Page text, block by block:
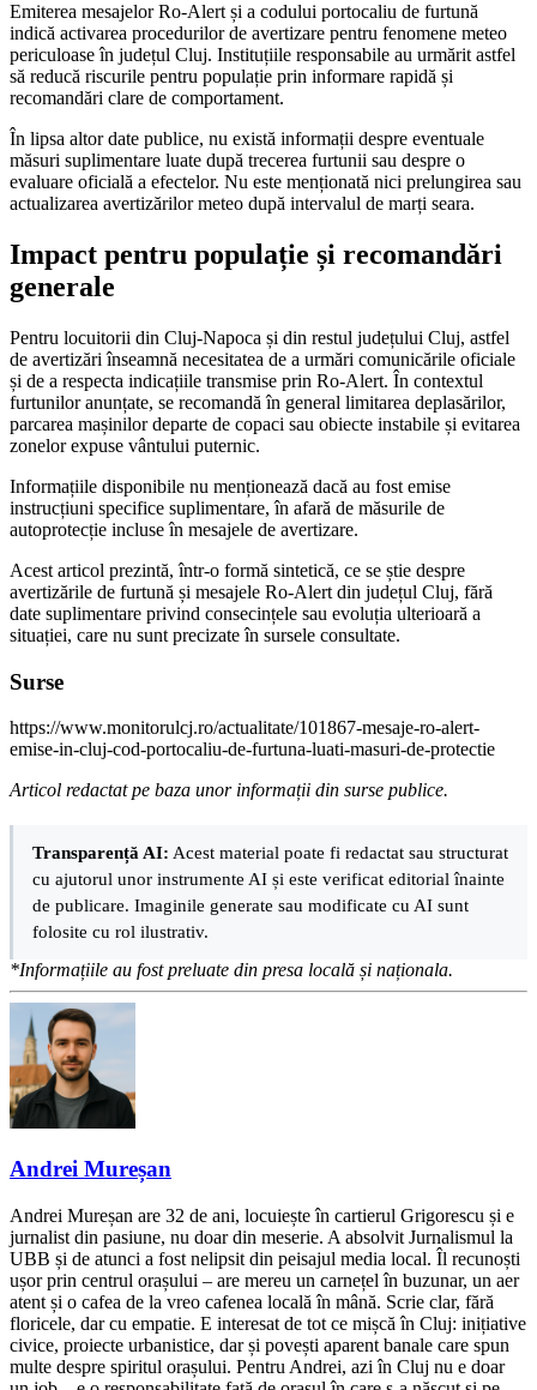
Emiterea mesajelor Ro-Alert și a codului portocaliu de furtună
indică activarea procedurilor de avertizare pentru fenomene meteo
periculoase în județul Cluj. Instituțiile responsabile au urmărit astfel
să reducă riscurile pentru populație prin informare rapidă și
recomandări clare de comportament.
În lipsa altor date publice, nu există informații despre eventuale
măsuri suplimentare luate după trecerea furtunii sau despre o
evaluare oficială a efectelor. Nu este menționată nici prelungirea sau
actualizarea avertizărilor meteo după intervalul de marți seara.
Impact pentru populație și recomandări
generale
Pentru locuitorii din Cluj-Napoca și din restul județului Cluj, astfel
de avertizări înseamnă necesitatea de a urmări comunicările oficiale
și de a respecta indicațiile transmise prin Ro-Alert. În contextul
furtunilor anunțate, se recomandă în general limitarea deplasărilor,
parcarea mașinilor departe de copaci sau obiecte instabile și evitarea
zonelor expuse vântului puternic.
Informațiile disponibile nu menționează dacă au fost emise
instrucțiuni specifice suplimentare, în afară de măsurile de
autoprotecție incluse în mesajele de avertizare.
Acest articol prezintă, într-o formă sintetică, ce se știe despre
avertizările de furtună și mesajele Ro-Alert din județul Cluj, fără
date suplimentare privind consecințele sau evoluția ulterioară a
situației, care nu sunt precizate în sursele consultate.
Surse
https://www.monitorulcj.ro/actualitate/101867-mesaje-ro-alert-
emise-in-cluj-cod-portocaliu-de-furtuna-luati-masuri-de-protectie
Articol redactat pe baza unor informații din surse publice.
Transparență AI: Acest material poate fi redactat sau structurat
cu ajutorul unor instrumente AI și este verificat editorial înainte
de publicare. Imaginile generate sau modificate cu AI sunt
folosite cu rol ilustrativ.
*Informațiile au fost preluate din presa locală și naționala.
Andrei Mureșan
Andrei Mureșan are 32 de ani, locuiește în cartierul Grigorescu și e
jurnalist din pasiune, nu doar din meserie. A absolvit Jurnalismul la
UBB și de atunci a fost nelipsit din peisajul media local. Îl recunoști
ușor prin centrul orașului – are mereu un carnețel în buzunar, un aer
atent și o cafea de la vreo cafenea locală în mână. Scrie clar, fără
floricele, dar cu empatie. E interesat de tot ce mișcă în Cluj: inițiative
civice, proiecte urbanistice, dar și povești aparent banale care spun
multe despre spiritul orașului. Pentru Andrei, azi în Cluj nu e doar